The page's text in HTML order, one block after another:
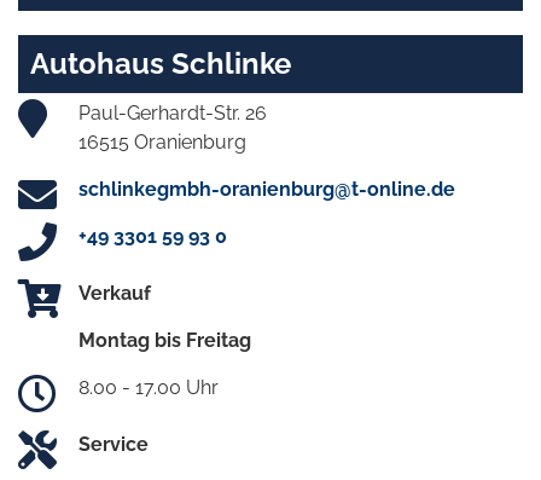
Autohaus Schlinke
Paul-Gerhardt-Str. 26
16515 Oranienburg
schlinkegmbh-oranienburg@t-online.de
+49 3301 59 93 0
Verkauf
Montag bis Freitag
8.00 - 17.00 Uhr
Service